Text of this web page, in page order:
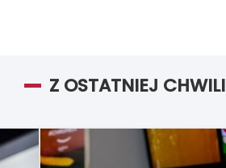
Z OSTATNIEJ CHWILI